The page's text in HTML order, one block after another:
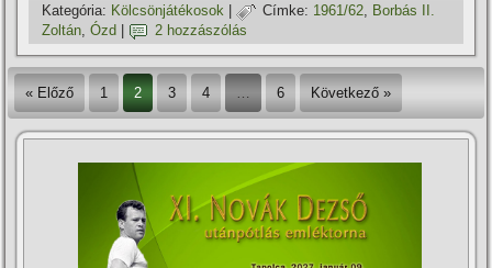
Kategória: Kölcsönjátékosok Címke: 1961/62
Borbás II.
Zoltán ,Ózd 2 hozzászólás
« Előző 1 2 3 4 6 Következő »